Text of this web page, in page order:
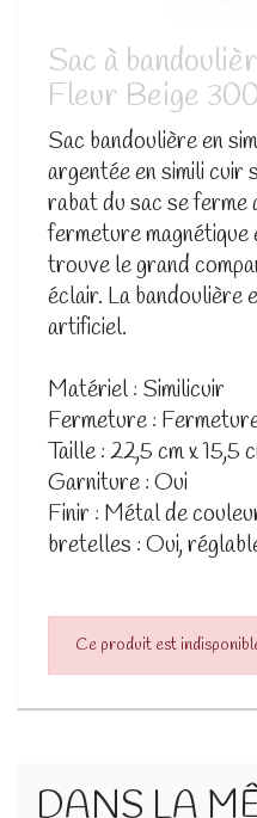
Sac à
Fleur Beige
Sac bandoulière en
argentée en simili cuir
rabat du sac se ferme
fermeture
trouve le grand
éclair. La bandoulière
artificiel.
Matériel : Similicuir
Fermeture :
Taille : 22,5 cm x 15,5
Garniture : Oui
Finir : Métal de
bretelles : Oui,
Ce produit est
DANS LA